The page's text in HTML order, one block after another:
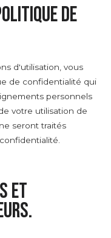
de
d'utilisation, vous
de confidentialité qui
personnels
votre utilisation de
seront traités
et